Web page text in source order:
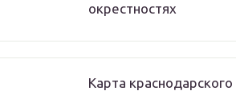
окрестностях
Карта краснодарского